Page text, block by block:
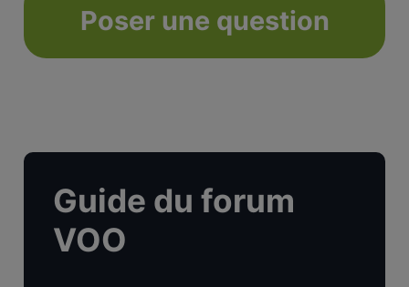
Poser une question
Guide du forum
VOO